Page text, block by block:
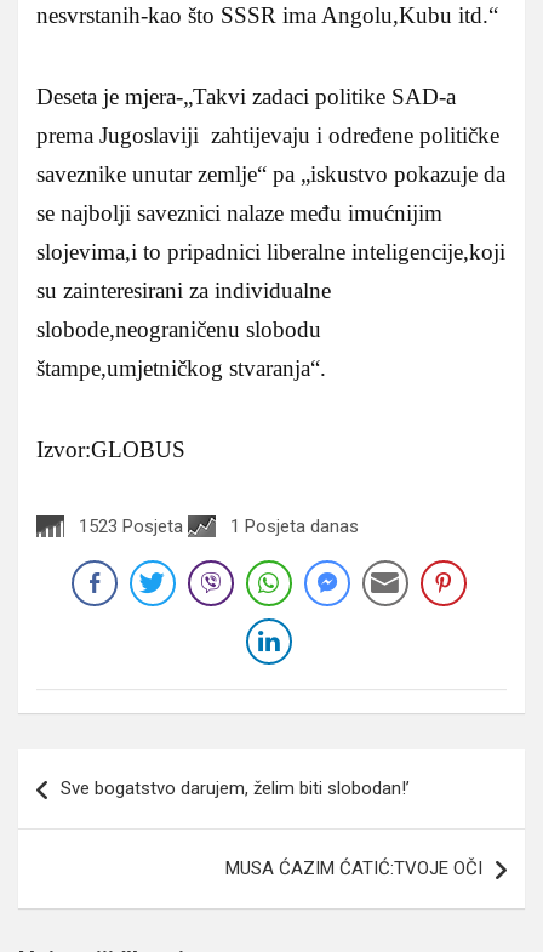
nesvrstanih-kao što SSSR ima Angolu,Kubu itd.“
Deseta je mjera-„Takvi zadaci politike SAD-a
prema Jugoslaviji zahtijevaju i određene političke
saveznike unutar zemlje“ pa „iskustvo pokazuje da
se najbolji saveznici nalaze među imućnijim
slojevima,i to pripadnici liberalne inteligencije,koji
su zainteresirani za individualne
slobode,neograničenu slobodu
štampe,umjetničkog stvaranja“.
Izvor:GLOBUS
1523 Posjeta 1 Posjeta danas
članaka
Sve bogatstvo darujem, želim biti slobodan!’
MUSA ĆAZIM ĆATIĆ:TVOJE OČI